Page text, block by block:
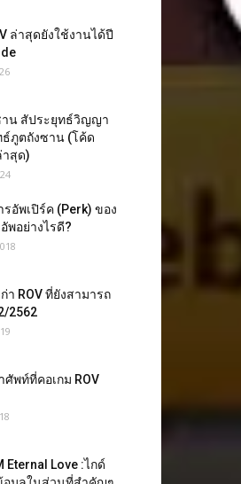
ล่าสุดยังใช้งานได้ปี
าน สัประยุทธ์วิญญา
ธ์ภูตถังซาน (โค้ด
าสุด)
รอัพเปิร์ค (Perk) ของ
พอย่างไรดี?
า ROV ที่ยังสามารถ
2562
ศัพท์ที่คอเกม ROV
Eternal Love :ไกด์